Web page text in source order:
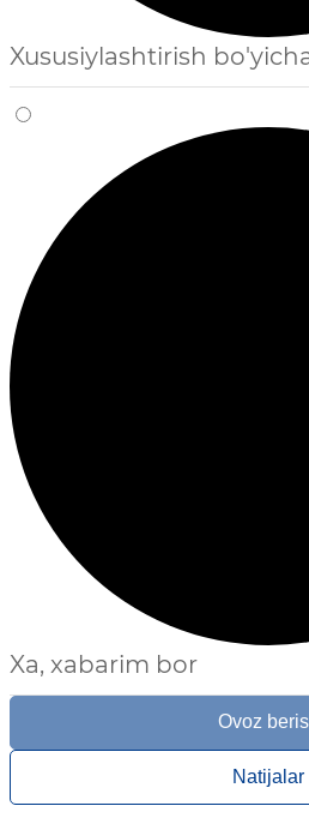
Xususiylashtirish
Xa, xabarim bor
Ovoz
Natijalar